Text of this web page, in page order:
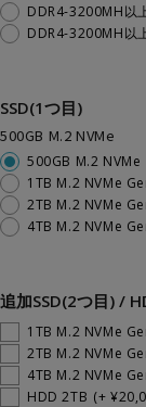
DDR4-3200MH以
DDR4-3200MH以
SSD(1つ目)
500GB M.2 NVMe
500GB M.2 NVMe
1TB M.2 NVMe
2TB M.2 NVMe
4TB M.2 NVMe
追加SSD(2つ目) /
1TB M.2 NVMe
2TB M.2 NVMe
4TB M.2 NVMe
HDD 2TB (+